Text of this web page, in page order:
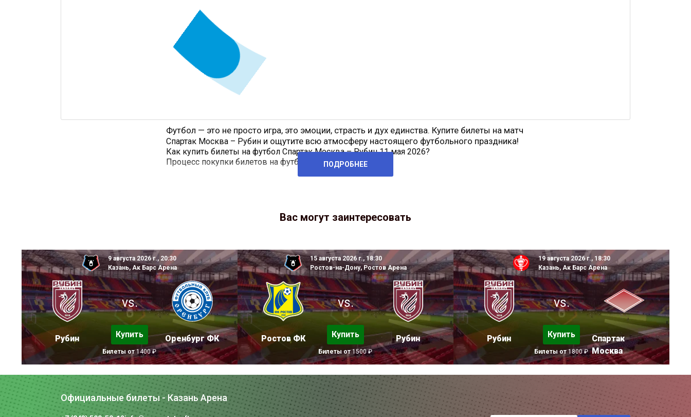
Футбол — это не просто игра, это эмоции, страсть и дух единства. Купите билеты на матч
Спартак Москва – Рубин и ощутите всю атмосферу настоящего футбольного праздника!
Как купить билеты на футбол Спартак Москва – Рубин 11 мая 2026?
Процесс покупки билетов на футбол предельно
ПОДРОБНЕЕ
Вас могут заинтересовать
9 августа 2026 г., 20:30
Казань, Ак Барс Арена
Рубин
vs.
Купить
Билеты от1400 ₽
Оренбург ФК
15 августа 2026 г., 18:30
Ростов-на-Дону, Ростов Арена
Ростов ФК
vs.
Купить
Билеты от1500 ₽
Рубин
19 августа 2026 г., 18:30
Казань, Ак Барс Арена
Рубин
vs.
Купить
Билеты от1800 ₽
Спартак
Москва
Официальные билеты - Казань Арена